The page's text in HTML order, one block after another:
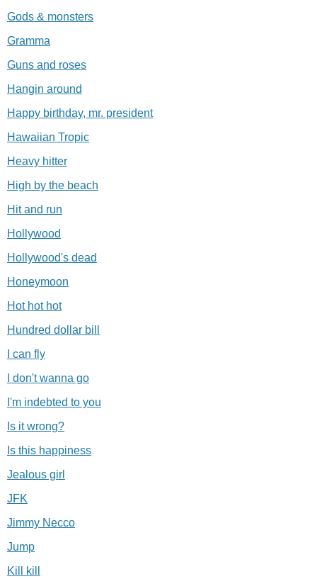
Gods & monsters
Gramma
Guns and roses
Hangin around
Happy birthday, mr. president
Hawaiian Tropic
Heavy hitter
High by the beach
Hit and run
Hollywood
Hollywood's dead
Honeymoon
Hot hot hot
Hundred dollar bill
I can fly
I don't wanna go
I'm indebted to you
Is it wrong?
Is this happiness
Jealous girl
JFK
Jimmy Necco
Jump
Kill kill